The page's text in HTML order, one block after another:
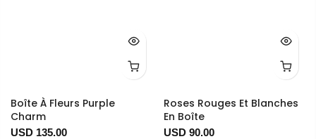
Boîte À Fleurs Purple
Charm
USD 135.00
Roses Rouges Et Blanches
En Boîte
USD 90.00